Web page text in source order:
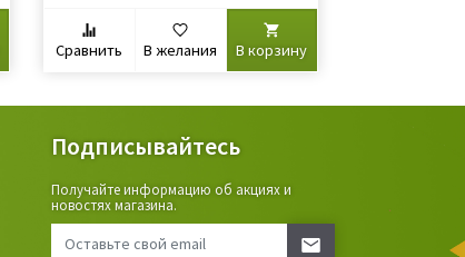
Сравнить В желания В корзину
Подписывайтесь
Получайте информацию об акциях и
новостях магазина.